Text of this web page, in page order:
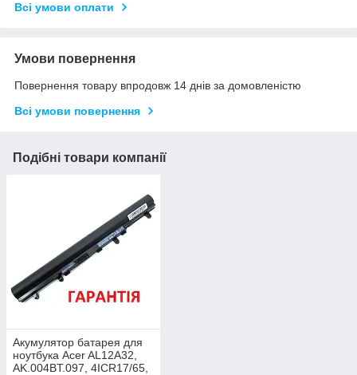
Всі умови оплати
Умови повернення
Повернення товару впродовж 14 днів за домовленістю
Всі умови повернення
Подібні товари компанії
Акумулятор батарея для
ноутбука Acer AL12A32,
AK.004BT.097, 4ICR17/65,